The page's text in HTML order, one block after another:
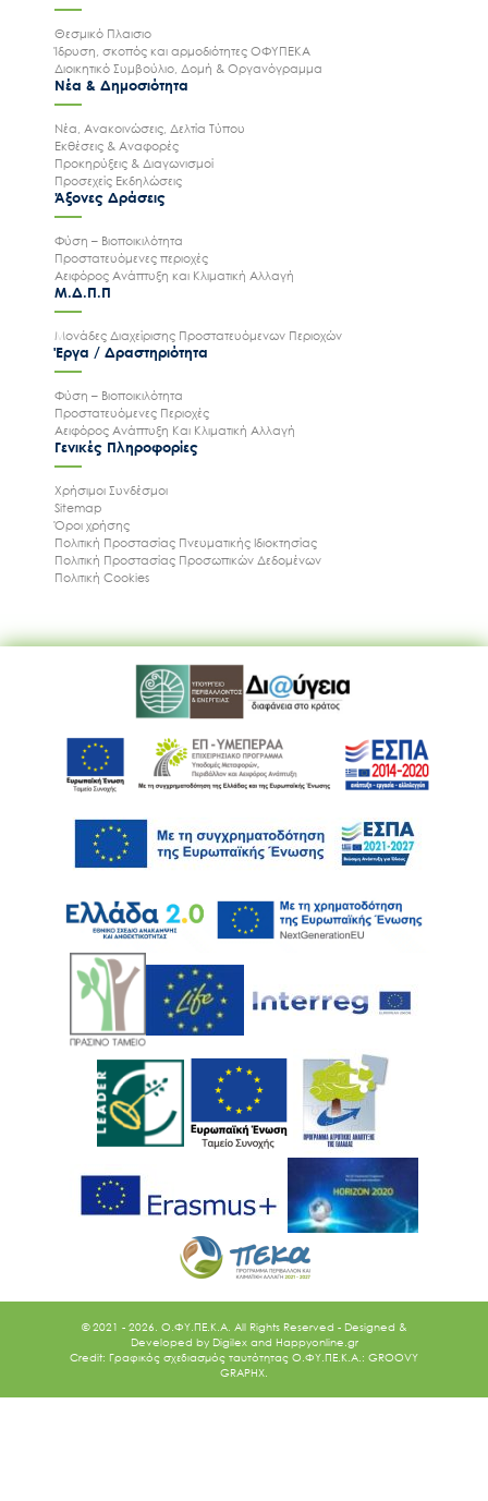
Θεσμικό Πλαισιο
Ίδρυση, σκοπός και αρμοδιότητες ΟΦΥΠΕΚΑ
Διοικητικό Συμβούλιο, Δομή & Οργανόγραμμα
Νέα & Δημοσιότητα
Νέα, Ανακοινώσεις, Δελτία Τύπου
Εκθέσεις & Αναφορές
Προκηρύξεις & Διαγωνισμοί
Προσεχείς Εκδηλώσεις
Άξονες Δράσεις
Φύση – Βιοποικιλότητα
Προστατευόμενες περιοχές
Αειφόρος Ανάπτυξη και Κλιματική Αλλαγή
Μ.Δ.Π.Π
Μονάδες Διαχείρισης Προστατευόμενων Περιοχών
Έργα / Δραστηριότητα
Φύση – Βιοποικιλότητα
Προστατευόμενες Περιοχές
Αειφόρος Ανάπτυξη Και Κλιματική Αλλαγή
Γενικές Πληροφορίες
Χρήσιμοι Συνδέσμοι
Sitemap
Όροι χρήσης
Πολιτική Προστασίας Πνευματικής Ιδιοκτησίας
Πολιτική Προστασίας Προσωπικών Δεδομένων
Πολιτική Cookies
© 2021 - 2026. O.ΦΥ.ΠΕ.Κ.Α. All Rights Reserved - Designed &
Developed by Digilex and Happyonline.gr
Credit: Γραφικός σχεδιασμός ταυτότητας Ο.ΦΥ.ΠΕ.Κ.Α.: GROOVY
GRAPHX.